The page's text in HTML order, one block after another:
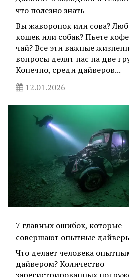
что полезно знать
Вы жаворонок или сова?
кошек или собак? Пьете
чай? Все эти важные
вопросы делят нас на две
Конечно, среди дайверов...
12.01.2026
7 главных ошибок, которые
совершают опытные
Что делает человека
дайвером? Количество
зарегистрированных